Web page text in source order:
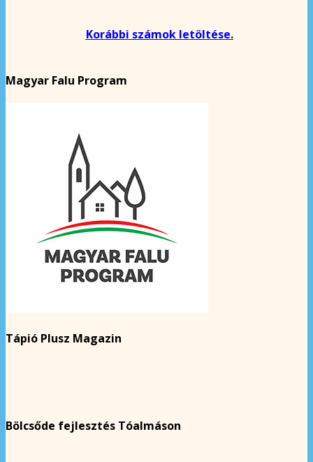
Korábbi számok letöltése.
Magyar Falu Program
Tápió Plusz Magazin
Bölcsőde fejlesztés Tóalmáson